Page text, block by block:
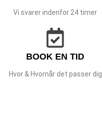
Vi svarer indenfor 24 timer
BOOK EN TID
Hvor & Hvornår det passer dig